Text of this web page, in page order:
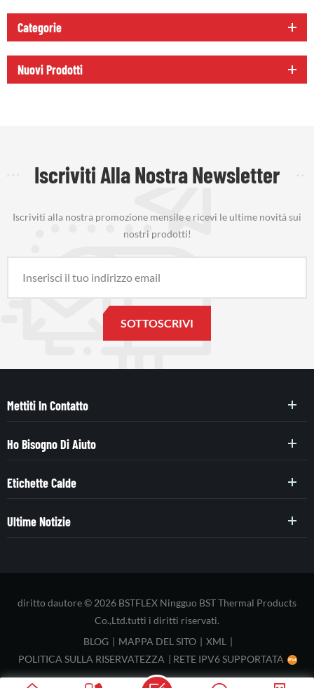
Categorie
Nuovi Prodotti
Iscriviti Alla Nostra Newsletter
Iscriviti alla nostra promozione mensile e ricevi le ultime novità sui
nostri prodotti!
Mettiti In Contatto
Ho Bisogno Di Aiuto
Etichette Calde
Ultime Notizie
diritto dautore © 2026 BSTFLEX Ningguo BST Thermal Products
Co.,Ltd.tutti i diritti riservati.
BLOG | MAPPA DEL SITO | XML |
POLITICA SULLA RISERVATEZZA | RETE IPV6 SUPPORTATA